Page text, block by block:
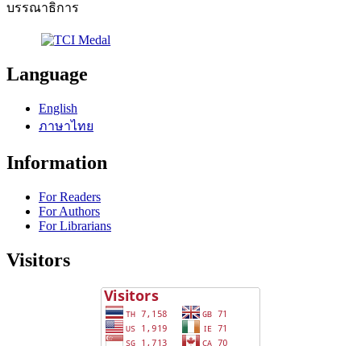
บรรณาธิการ
Language
English
ภาษาไทย
Information
For Readers
For Authors
For Librarians
Visitors